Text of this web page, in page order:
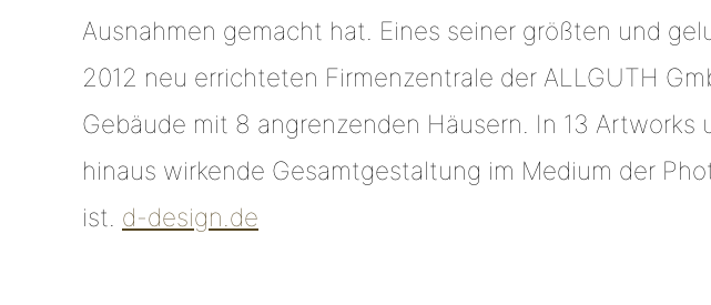
Ausnahmen gemacht hat. Eines seiner größten und
2012 neu errichteten Firmenzentrale der ALLGUTH
Gebäude mit 8 angrenzenden Häusern. In 13
hinaus wirkende Gesamtgestaltung im Medium der
ist. d-design.de